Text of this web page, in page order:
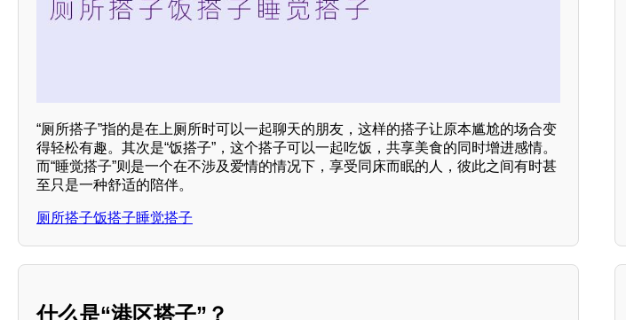
“厕所搭子”指的是在上厕所时可以一起聊天的朋友，这样的搭子让原本尴尬的场合变
得轻松有趣。其次是“饭搭子”，这个搭子可以一起吃饭，共享美食的同时增进感情。
而“睡觉搭子”则是一个在不涉及爱情的情况下，享受同床而眠的人，彼此之间有时甚
至只是一种舒适的陪伴。
厕所搭子饭搭子睡觉搭子
什么是“港区搭子”？